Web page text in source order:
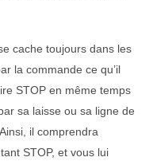
cache toujours dans les
la commande ce qu’il
STOP en même temps
sa laisse ou sa ligne de
il comprendra
STOP, et vous lui